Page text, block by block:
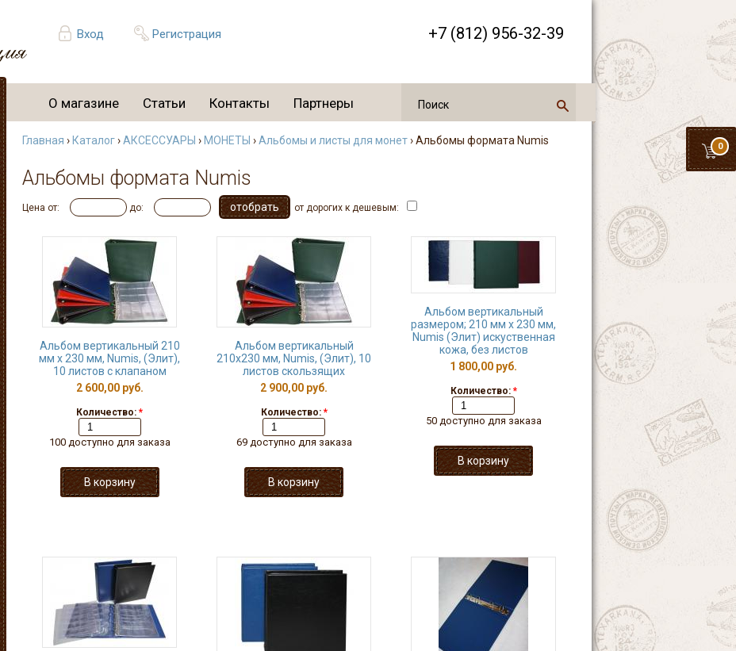
Вход Регистрация +7 (812) 956-32-39
0
О магазине Статьи Контакты Партнеры
Главная › Каталог›АКСЕССУАРЫ › МОНЕТЫ ›Альбомы и листы для монет› Альбомы формата Numis
Альбомы формата Numis
Цена от: до: от дорогих к дешевым:
Альбом вертикальный 210
мм х 230 мм, Numis, (Элит),
10 листов с клапаном
2 600,00 руб.
Количество: *
100 доступно для заказа
Альбом вертикальный
210х230 мм, Numis, (Элит), 10
листов скользящих
2 900,00 руб.
Количество: *
69 доступно для заказа
Альбом вертикальный
размером; 210 мм х 230 мм,
Numis (Элит) искуственная
кожа, без листов
1 800,00 руб.
Количество: *
50 доступно для заказа